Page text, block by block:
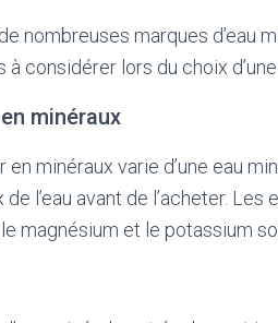
nombreuses marques d’eau
à considérer lors du choix
minéraux
en minéraux varie d’une eau
de l’eau avant de l’acheter.
magnésium et le potassium